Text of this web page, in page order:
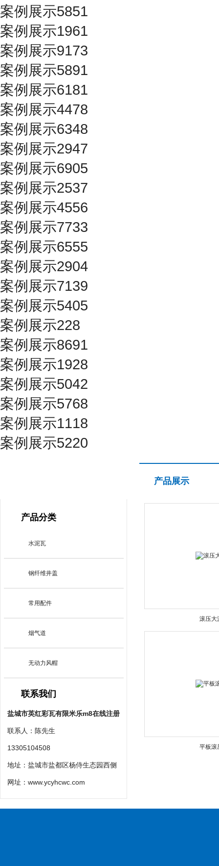
案例展示5851
案例展示1961
案例展示9173
案例展示5891
案例展示6181
案例展示4478
案例展示6348
案例展示2947
案例展示6905
案例展示2537
案例展示4556
案例展示7733
案例展示6555
案例展示2904
案例展示7139
案例展示5405
案例展示228
案例展示8691
案例展示1928
案例展示5042
案例展示5768
案例展示1118
案例展示5220
产品分类
水泥瓦
钢纤维井盖
常用配件
烟气道
无动力风帽
联系我们
盐城市英红彩瓦有限米乐m8在线注册
联系人：陈先生
13305104508
地址：盐城市盐都区杨侍生态园西侧
网址： www.ycyhcwc.com
产品展示
滚压大
平板滚